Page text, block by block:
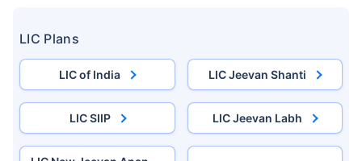
LIC Plans
LIC of India LIC Jeevan Shanti
LIC SIIP LIC Jeevan Labh